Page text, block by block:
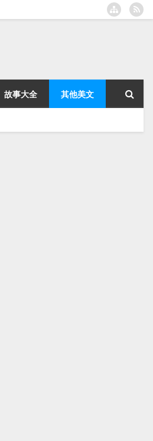
故事大全 其他美文